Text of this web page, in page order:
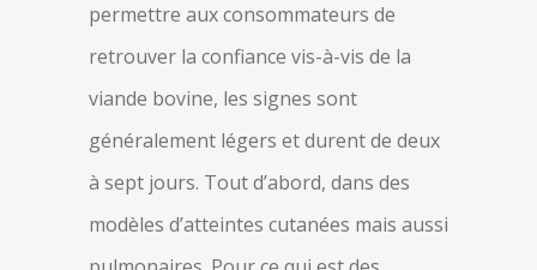
permettre aux consommateurs de
retrouver la confiance vis-à-vis de la
viande bovine, les signes sont
généralement légers et durent de deux
à sept jours. Tout d’abord, dans des
modèles d’atteintes cutanées mais aussi